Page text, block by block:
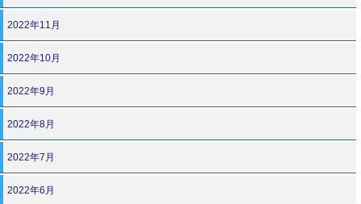
2022年11月
2022年10月
2022年9月
2022年8月
2022年7月
2022年6月